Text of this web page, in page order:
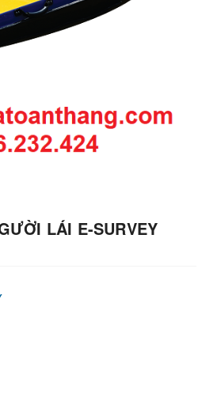
LÁI E-SURVEY